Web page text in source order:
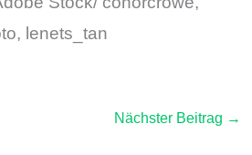
, lenets_tan
Nächster Beitrag →